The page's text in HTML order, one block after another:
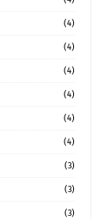
(4)
(4)
(4)
(4)
(4)
(4)
(3)
(3)
(3)